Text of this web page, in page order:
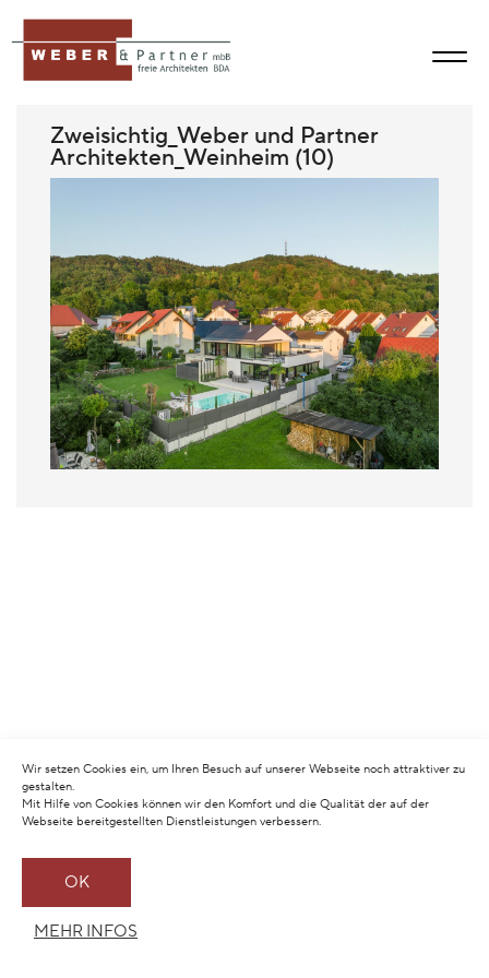
Wir setzen Cookies ein, um Ihren Besuch auf unserer Webseite noch attraktiver zu
gestalten.
Mit Hilfe von Cookies können wir den Komfort und die Qualität der auf der
Webseite bereitgestellten Dienstleistungen verbessern.
OK
MEHR INFOS
Zweisichtig_Weber und Partner
Architekten_Weinheim (10)